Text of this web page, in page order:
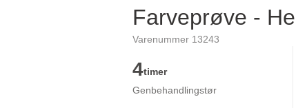
Farveprøve -
Varenummer 13243
4timer
Genbehandlingstør